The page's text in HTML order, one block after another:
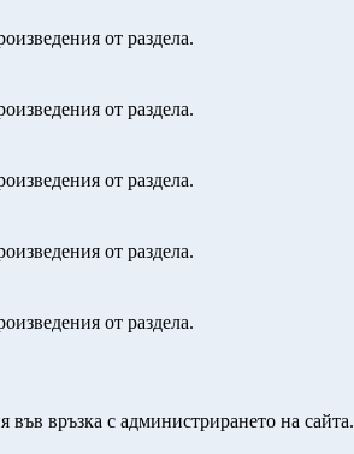
от раздела.
от раздела.
от раздела.
от раздела.
от раздела.
връзка с администрирането на сайта.